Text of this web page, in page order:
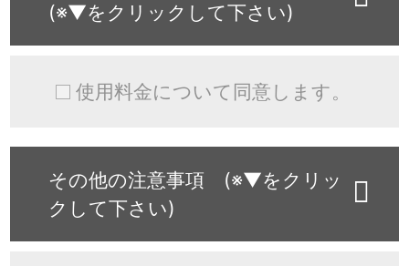
(※▼をクリックして下さい)
使用料金について同意します。
その他の注意事項 (※▼をクリッ
クして下さい)